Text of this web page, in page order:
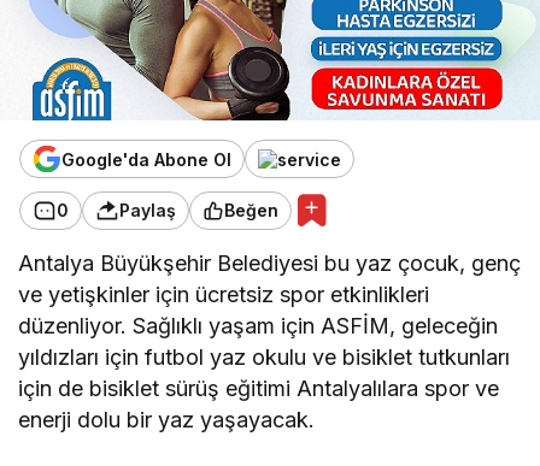
Google'da Abone Ol
0 Paylaş Beğen
Antalya Büyükşehir Belediyesi bu yaz çocuk, genç
ve yetişkinler için ücretsiz spor etkinlikleri
düzenliyor. Sağlıklı yaşam için ASFİM, geleceğin
yıldızları için futbol yaz okulu ve bisiklet tutkunları
için de bisiklet sürüş eğitimi Antalyalılara spor ve
enerji dolu bir yaz yaşayacak.